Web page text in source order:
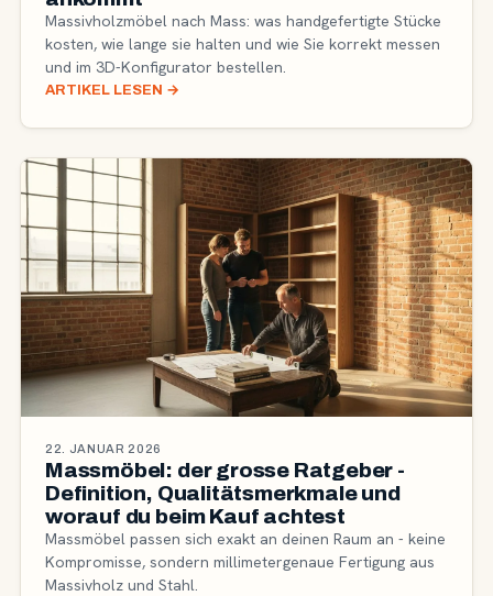
Massivholzmöbel nach Mass: was handgefertigte Stücke
kosten, wie lange sie halten und wie Sie korrekt messen
und im 3D-Konfigurator bestellen.
ARTIKEL LESEN →
22. JANUAR 2026
Massmöbel: der grosse Ratgeber -
Definition, Qualitätsmerkmale und
worauf du beim Kauf achtest
Massmöbel passen sich exakt an deinen Raum an - keine
Kompromisse, sondern millimetergenaue Fertigung aus
Massivholz und Stahl.